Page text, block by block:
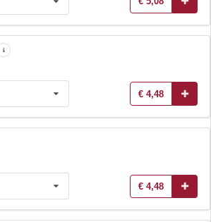
€ 4,48
€ 4,48